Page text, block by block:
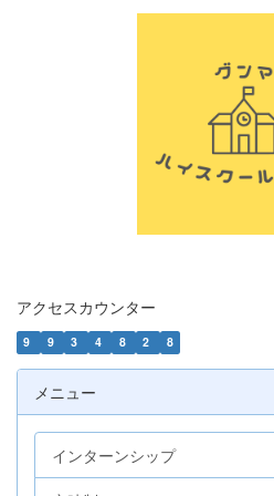
アクセスカウンター
9 9 3 4 8 2 8
メニュー
インターンシップ